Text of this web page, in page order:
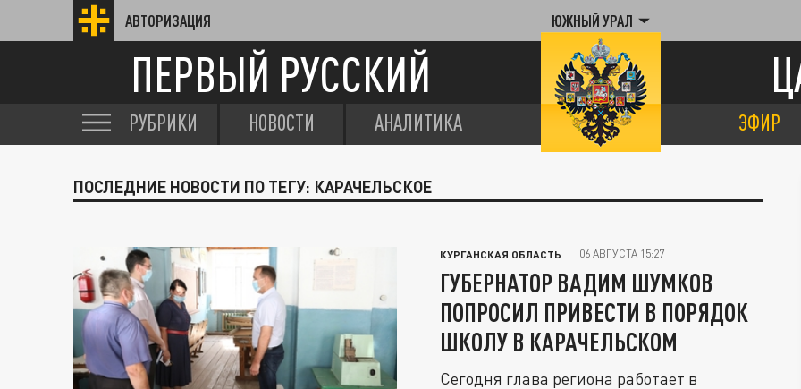
АВТОРИЗАЦИЯ ЮЖНЫЙ УРАЛ
ПЕРВЫЙ РУССКИЙ
РУБРИКИ НОВОСТИ АНАЛИТИКА ЭФИР
ПОСЛЕДНИЕ НОВОСТИ ПО ТЕГУ: КАРАЧЕЛЬСКОЕ
КУРГАНСКАЯ ОБЛАСТЬ 06 АВГУСТА 15:27
ГУБЕРНАТОР ВАДИМ ШУМКОВ
ПОПРОСИЛ ПРИВЕСТИ В ПОРЯДОК
ШКОЛУ В КАРАЧЕЛЬСКОМ
Сегодня глава региона работает в